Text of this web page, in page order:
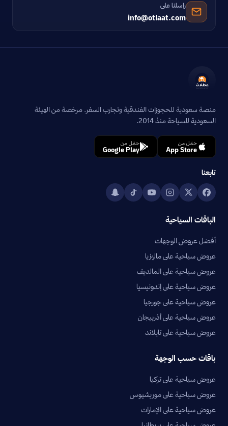
راسلنا على
info@otlaat.com
منصة سعودية للحجوزات الفندقية وتجارب السفر. مرخصة من الهيئة
السعودية للسياحة منذ 2014.
حمّل من
App Store
حمّل من
Google Play
تابعنا
الباقات السياحية
أفضل عروض الوجهات
عروض سياحية على ماليزيا
عروض سياحية على المالديف
عروض سياحية على إندونيسيا
عروض سياحية على جورجيا
عروض سياحية على أذربيجان
عروض سياحية على تايلاند
باقات حسب الوجهة
عروض سياحية على تركيا
عروض سياحية على موريشيوس
عروض سياحية على الإمارات